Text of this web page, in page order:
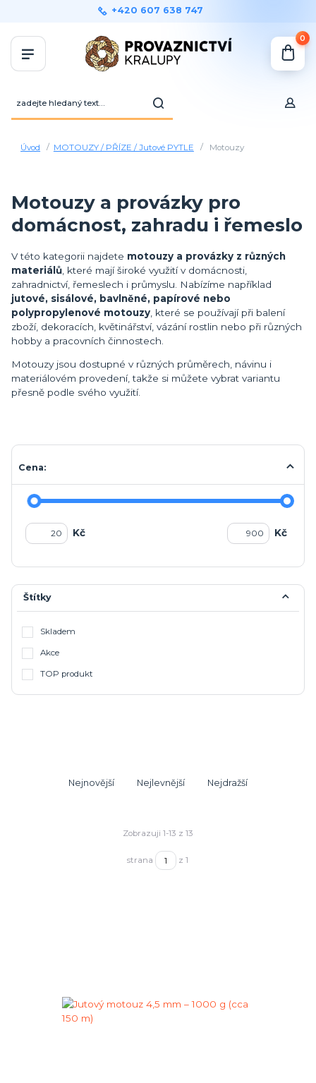
+420 607 638 747
0
Úvod MOTOUZY / PŘÍZE / Jutové PYTLE Motouzy
Motouzy a provázky pro
domácnost, zahradu i řemeslo
V této kategorii najdete motouzy a provázky z různých
materiálů , které mají široké využití v domácnosti,
zahradnictví, řemeslech i průmyslu. Nabízíme například
jutové, sisálové, bavlněné, papírové nebo
polypropylenové motouzy , které se používají při balení
zboží, dekoracích, květinářství, vázání rostlin nebo při různých
hobby a pracovních činnostech.
Motouzy jsou dostupné v různých průměrech, návinu i
materiálovém provedení, takže si můžete vybrat variantu
přesně podle svého využití.
Cena:
Kč Kč
Štítky
Skladem
Akce
TOP produkt
Nejnovější Nejlevnější Nejdražší
Zobrazuji 1-13 z 13
strana z 1